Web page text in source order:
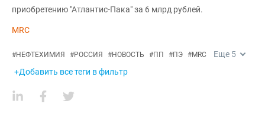
приобретению "Атлантис-Пака" за 6 млрд рублей.
MRC
#НЕФТЕХИМИЯ #РОССИЯ #НОВОСТЬ #ПП #ПЭ #MRC Еще 5
+Добавить все теги в фильтр